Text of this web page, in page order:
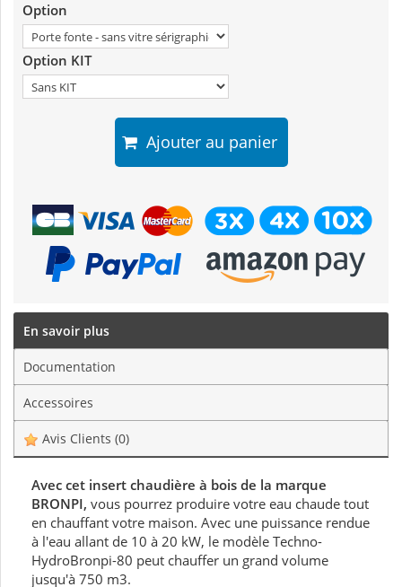
Option
Option KIT
Ajouter au panier
En savoir plus
Documentation
Accessoires
Avis Clients (0)
Avec cet insert chaudière à bois de la marque
BRONPI, vous pourrez produire votre eau chaude tout
en chauffant votre maison. Avec une puissance rendue
à l'eau allant de 10 à 20 kW, le modèle Techno-
HydroBronpi-80 peut chauffer un grand volume
jusqu'à 750 m3.